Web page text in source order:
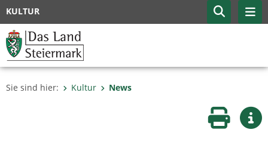
KULTUR
Sie sind hier: Kultur News
Seite